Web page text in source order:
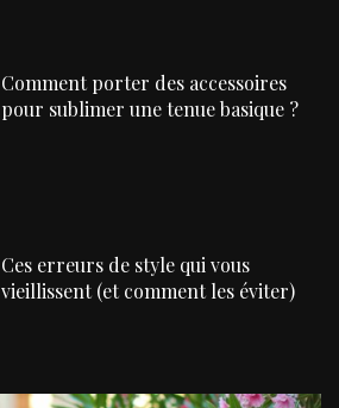
Comment porter des accessoires
pour sublimer une tenue basique ?
Ces erreurs de style qui vous
vieillissent (et comment les éviter)